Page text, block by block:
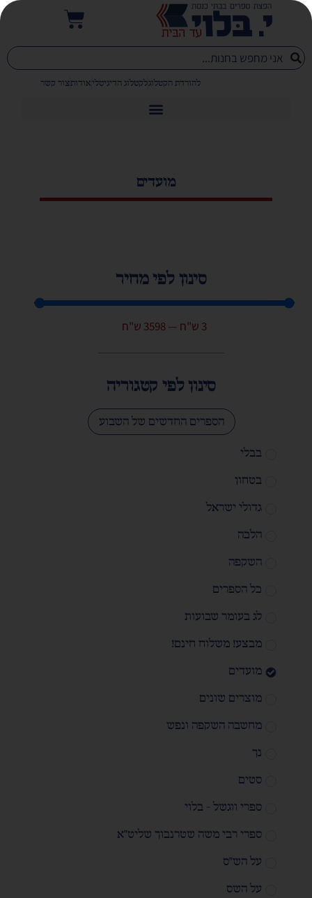
להורדת הקטלוגלקטלוג הדיגיטליאודותצור קשר
מועדים
סינון לפי מחיר
3 ש"ח —
3598 ש"ח
סינון לפי קטגוריה
הספרים החדשים של השבוע
בבלי
בטחון
גדולי ישראל
הלכה
השקפה
כל הספרים
לג בעומר שבועות
מבצע! משלוח חינם!
מועדים
מוצרים שונים
מחשבה השקפה ונפש
נך
סטים
ספרי ווגשל - בלוי
ספרי רבי משה שטרנבוך שליט"א
על הש"ס
על השס